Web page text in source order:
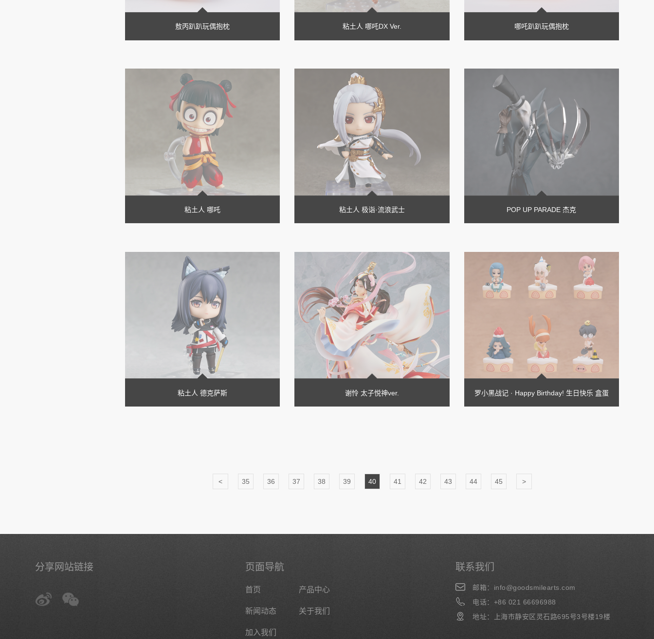
敖丙趴趴玩偶抱枕 粘土人 哪吒DX Ver. 哪吒趴趴玩偶抱枕
粘土人 哪吒 粘土人 极诣·流浪武士 POP UP PARADE 杰克
粘土人 德克萨斯 谢怜 太子悦神ver. 罗小黑战记 · Happy Birthday! 生日快乐 盒蛋
< 35 36 37 38 39 40 41 42 43 44 45 >
分享网站链接 页面导航
首页 产品中心
新闻动态 关于我们
加入我们
联系我们
邮箱：info@goodsmilearts.com
电话：+86 021 66696988
地址：上海市静安区灵石路695号3号楼19楼